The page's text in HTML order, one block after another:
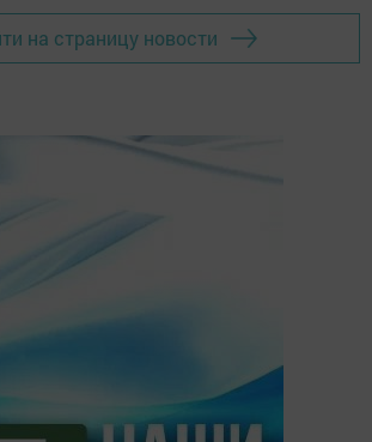
на страницу новости